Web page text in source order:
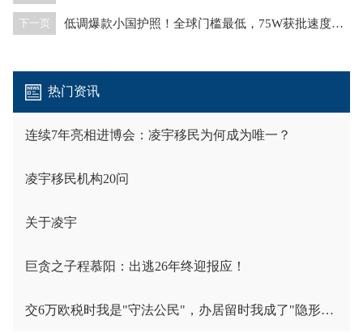
下一页 低调爆款小国护照！全球门槛最低，75W获批速度最快的护照身份
热门资讯
连续7年亮相进博会：凌宇移民为何成为唯一？
凌宇移民机构20问
关于凌宇
巨贪之子程慕阳：出逃26年终迎报应！
交6万欧税时我是"守法公民"，办居留时我成了"隐形人"